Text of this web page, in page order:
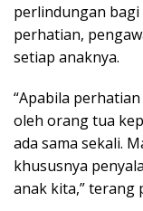
perlindungan
perhatian,
setiap anaknya.
“Apabila
oleh orang tua
ada sama sekali.
khususnya
anak kita,” terang